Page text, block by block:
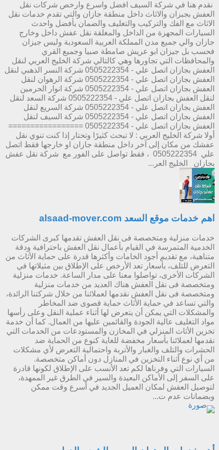
نقدم هنا في شركة السيف افضل واسرع وارخص شركات نقل
العفش بجبزان والاثاث داخل منطقة جازان والتي تقدم خدمات نقل
الاثاث مع الفك والتركيب والتغليف والضمان بأفضل واحدث
السيارات المجهزة من الداخل والمغلقة نقل عفش داخل وخارج
جازان والي جميع مدن المملكة العربية السعودية وليس جيزان
فحسب بل جيزان ابو عريش صامطة صبيا وجميع القري
والمحافظات التي تجاورها وهي كالتالي شركة الخليج العربي لنقل
العفش بجازان اتصل علي - 0505222354 شركة النسر الذهبي لنقل
العفش بجازان اتصل علي - 0505222354 شركة الرهوان لنقل
العفش بجازان اتصل علي - 0505222354 شركة انوار الحرمين
لنقل العفش بجازان اتصل علي - 0505222354 شركة السعد لنقل
العفش بجازان اتصل علي - 0505222354 شركة السريع لنقل
العفش بجازان اتصل علي - 0505222354 شركة السيف لنقل
العفش بجازان اتصل علي - 0505222354 =================
أولا شركة الخليج العربي : لا تبحث كثيرًا وتحتار إذا كنت تنوي نقل
عفشك من مكان إلى آخر داخل منطقة جازان او خارجها فقط اتصل
علي 0505222354 ، فقط تواصل على الفور مع شركة نقل عفش
بجازان الخليج العر...
اهم خدمات موقع السعد alsaad-mover.com
خدمات منزلية ومتخصصة فى نقل العفش تقدمها كبرى الشركات
الخدمية المتمرسة في القيام بأعمال نقل العفش باحترافية ودقة
متناهية، مع تقديم أجود الخامات وأكثرها قدرة على حماية الأثاث من
التعرض للتلف، بأسعار تعد الأرخص على الإطلاق بين مثيلاتها في
الشركات الأخرى، تواصلوا معنا على مدار الساعة. خدمات منزلية
ومتخصصة فى نقل العفش هناك العديد من خدمات منزلية
ومتخصصة فى نقل العفش نقدمها لعملائنا من خلال شركتنا الرائدة،
والتي تساعد في حماية الأثاث حماية قصوى ضد المخاطر
والمشكلات التي يمكن أن يتعرض لها أثناء عملية النقل وعلى رأسها
مواد التغليف عالية الجودة والقائمين عليها من العمال. كما أن خدمة
تخزين الأثاث المنزلي في المخازن والمستودعات من الخدمات التي
نقدمها لعملائنا بأسعار مخفضة للغاية كنوع من الحماية ضد
الحشرات والتلف والغبار والأتربة واحتمالية التعرض لأي مشكلات
من أي نوع أثناء التخزين في المنازل دون أماكن متخصصة.
السيارات التي وفرناها لكم تعد الأنسب على الإطلاق لكونها قادرة
على السفر إلى الأماكن البعيدة والسير في الطرق غير الممهدة،
لتوصيل العفش لمكان العميل الجديد في أسرع وقت ممكن
وبضمانات عدم ت...